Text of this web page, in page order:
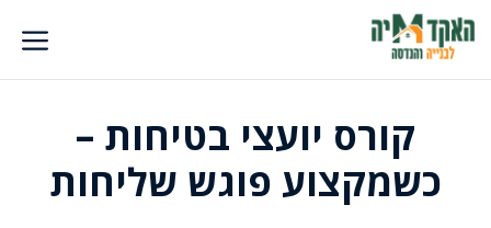
לדלג
לתוכן
קורס יועצי בטיחות –
כשמקצוע פוגש שליחות